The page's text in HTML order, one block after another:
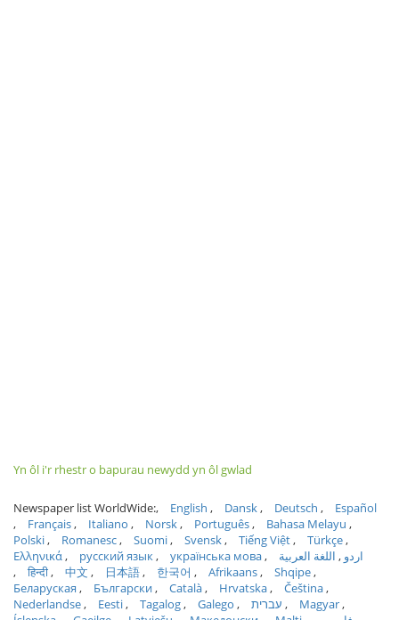
Yn ôl i'r rhestr o bapurau newydd yn ôl gwlad
Newspaper list WorldWide: English Dansk Deutsch
Español
Français
Italiano Norsk Português
Bahasa Melayu
Polski
Romanesc Suomi Svensk Tiếng Việt
Türkçe
Ελληνικά
русский язык українська мова اردو
اللغة العربية
हिन्दी
中文 日本語 한국어 Afrikaans
Shqipe
Беларуская
Български Català Hrvatska
Čeština
Nederlandse
Eesti Tagalog Galego עברית
Magyar